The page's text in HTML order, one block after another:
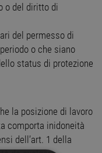
o del diritto di
del permesso di
o che siano
status di protezione
la posizione di lavoro
comporta inidoneità
dell’art. 1 della